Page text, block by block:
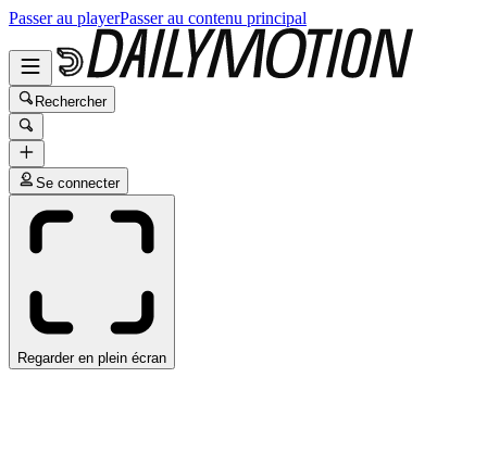
Passer au playerPasser au contenu principal
Rechercher
Se connecter
Regarder en plein écran